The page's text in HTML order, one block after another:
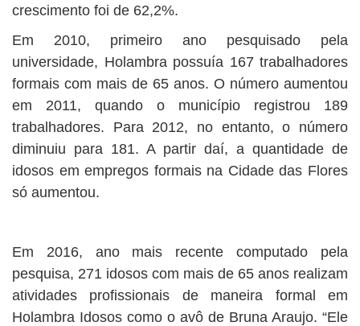
crescimento foi de 62,2%.
Em 2010, primeiro ano pesquisado pela
universidade, Holambra possuía 167 trabalhadores
formais com mais de 65 anos. O número aumentou
em 2011, quando o município registrou 189
trabalhadores. Para 2012, no entanto, o número
diminuiu para 181. A partir daí, a quantidade de
idosos em empregos formais na Cidade das Flores
só aumentou.
Em 2016, ano mais recente computado pela
pesquisa, 271 idosos com mais de 65 anos realizam
atividades profissionais de maneira formal em
Holambra Idosos como o avô de Bruna Araujo. “Ele